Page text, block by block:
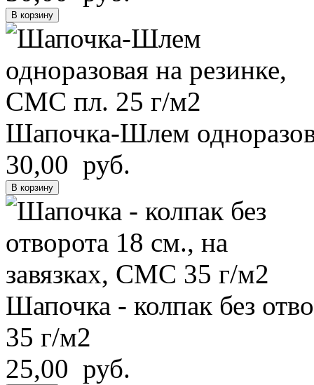
В корзину
Шапочка-Шлем
30,00 руб.
В корзину
Шапочка - колпак без
35 г/м2
25,00 руб.